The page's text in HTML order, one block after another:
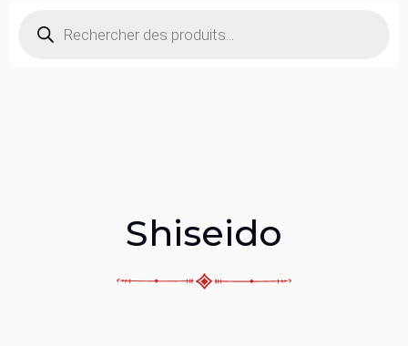
Shiseido